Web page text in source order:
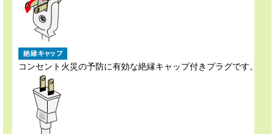
コンセント火災の予防に有効な絶縁キャップ付きプラグです。